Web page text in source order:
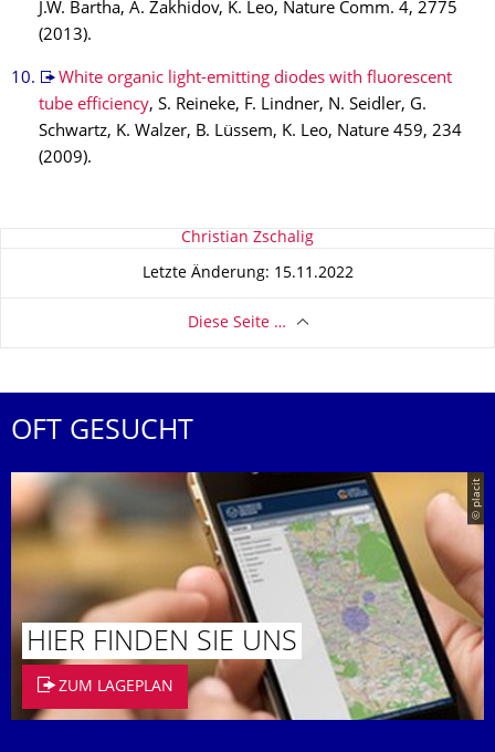
J.W. Bartha, A. Zakhidov, K. Leo, Nature Comm. 4, 2775
(2013).
White organic light-emitting diodes with fluorescent
tube efficiency, S. Reineke, F. Lindner, N. Seidler, G.
Schwartz, K. Walzer, B. Lüssem, K. Leo, Nature 459, 234
(2009).
Zu dieser Seite Christian Zschalig
Letzte Änderung: 15.11.2022
Diese Seite …
OFT GESUCHT
© placit
HIER FINDEN SIE UNS
ZUM LAGEPLAN